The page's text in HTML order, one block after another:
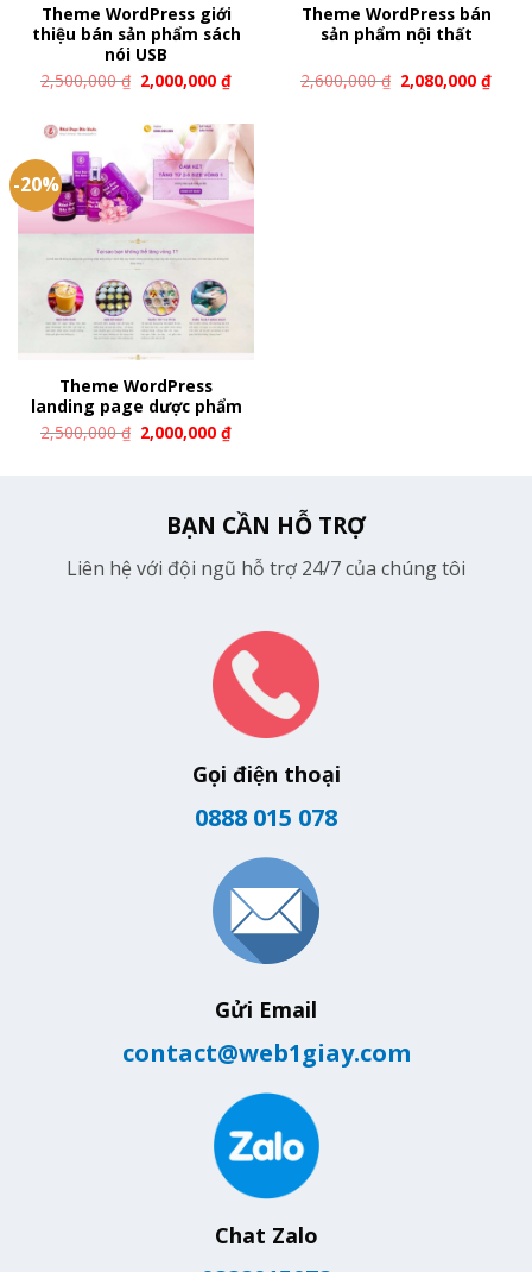
Theme WordPress giới
thiệu bán sản phẩm sách
nói USB
2,500,000₫ 2,000,000₫
Theme WordPress bán
sản phẩm nội thất
2,600,000₫ 2,080,000₫
-20%
Theme WordPress
landing page dược phẩm
2,500,000₫ 2,000,000₫
BẠN CẦN HỖ TRỢ
Liên hệ với đội ngũ hỗ trợ 24/7 của chúng tôi
Gọi điện thoại
0888 015 078
Gửi Email
contact@web1giay.com
Chat Zalo